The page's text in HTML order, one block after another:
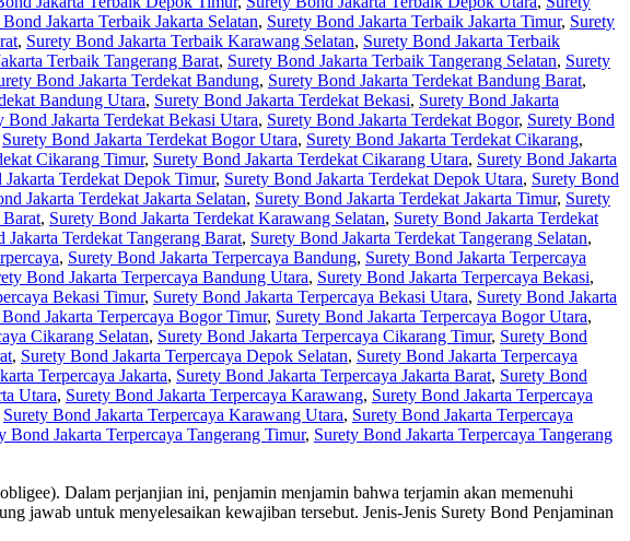
Jakarta Terbaik Jakarta Selatan, Surety Bond Jakarta Terbaik Jakarta Timur, Surety
, Surety Bond Jakarta Terbaik Karawang Selatan, Surety Bond Jakarta Terbaik
Terbaik Tangerang Barat, Surety Bond Jakarta Terbaik Tangerang Selatan, Surety
Bond Jakarta Terdekat Bandung, Surety Bond Jakarta Terdekat Bandung Barat,
Bandung Utara, Surety Bond Jakarta Terdekat Bekasi, Surety Bond Jakarta
Bond Jakarta Terdekat Bekasi Utara, Surety Bond Jakarta Terdekat Bogor, Surety Bond
Surety Bond Jakarta Terdekat Bogor Utara, Surety Bond Jakarta Terdekat Cikarang,
Cikarang Timur, Surety Bond Jakarta Terdekat Cikarang Utara, Surety Bond Jakarta
Jakarta Terdekat Depok Timur, Surety Bond Jakarta Terdekat Depok Utara, Surety Bond
Jakarta Terdekat Jakarta Selatan, Surety Bond Jakarta Terdekat Jakarta Timur, Surety
, Surety Bond Jakarta Terdekat Karawang Selatan, Surety Bond Jakarta Terdekat
Jakarta Terdekat Tangerang Barat, Surety Bond Jakarta Terdekat Tangerang Selatan,
, Surety Bond Jakarta Terpercaya Bandung, Surety Bond Jakarta Terpercaya
Bond Jakarta Terpercaya Bandung Utara, Surety Bond Jakarta Terpercaya Bekasi,
Bekasi Timur, Surety Bond Jakarta Terpercaya Bekasi Utara, Surety Bond Jakarta
Jakarta Terpercaya Bogor Timur, Surety Bond Jakarta Terpercaya Bogor Utara,
Cikarang Selatan, Surety Bond Jakarta Terpercaya Cikarang Timur, Surety Bond
, Surety Bond Jakarta Terpercaya Depok Selatan, Surety Bond Jakarta Terpercaya
Terpercaya Jakarta, Surety Bond Jakarta Terpercaya Jakarta Barat, Surety Bond
Utara, Surety Bond Jakarta Terpercaya Karawang, Surety Bond Jakarta Terpercaya
Surety Bond Jakarta Terpercaya Karawang Utara, Surety Bond Jakarta Terpercaya
Bond Jakarta Terpercaya Tangerang Timur, Surety Bond Jakarta Terpercaya Tangerang
Dalam perjanjian ini, penjamin menjamin bahwa terjamin akan memenuhi
jawab untuk menyelesaikan kewajiban tersebut. Jenis-Jenis Surety Bond Penjaminan